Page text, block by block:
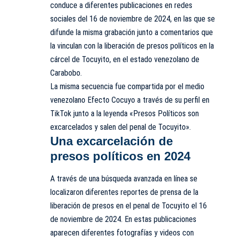
conduce a diferentes publicaciones en redes
sociales del 16 de noviembre de 2024, en las que se
difunde la misma grabación junto a comentarios que
la vinculan con la liberación de presos políticos en la
cárcel de Tocuyito, en el estado venezolano de
Carabobo.
La misma secuencia fue compartida por el medio
venezolano Efecto Cocuyo a través de su perfil en
TikTok junto a la leyenda «Presos Políticos son
excarcelados y salen del penal de Tocuyito».
Una excarcelación de
presos políticos en 2024
A través de una búsqueda avanzada en línea se
localizaron diferentes reportes de prensa de la
liberación de presos en el penal de Tocuyito el 16
de noviembre de 2024. En estas publicaciones
aparecen diferentes fotografías y videos con